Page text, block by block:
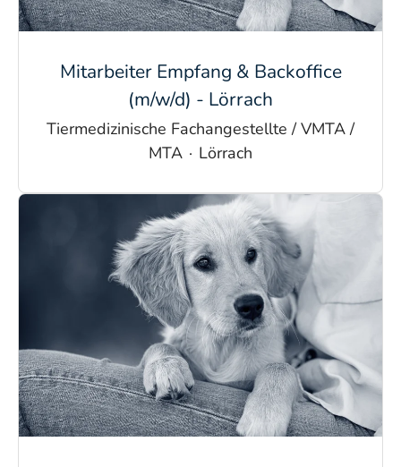
Mitarbeiter Empfang & Backoffice
(m/w/d) - Lörrach
Tiermedizinische Fachangestellte / VMTA /
MTA · Lörrach